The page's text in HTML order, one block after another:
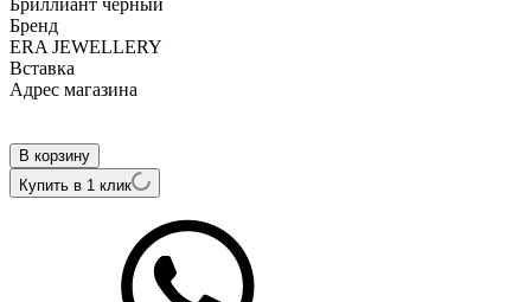
Бренд
ERA JEWELLERY
Вcтавка
Адрес магазина
В корзину
Купить в 1 клик